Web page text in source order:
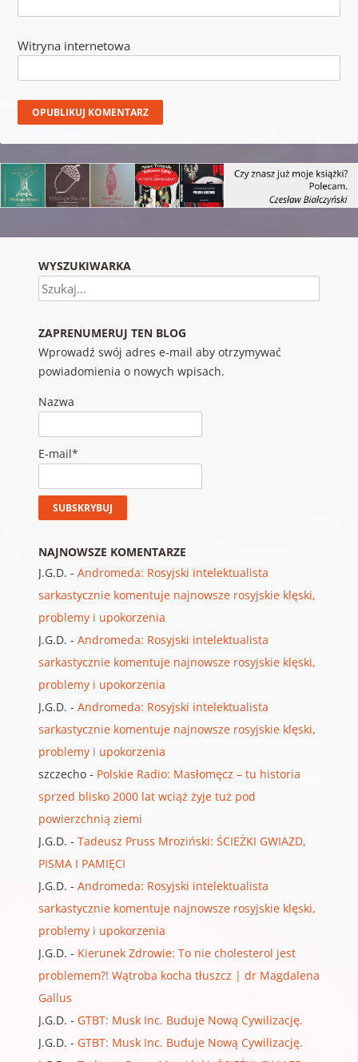
Witryna internetowa
WYSZUKIWARKA
Szukaj
ZAPRENUMERUJ TEN BLOG
Wprowadź swój adres e-mail aby otrzymywać
powiadomienia o nowych wpisach.
Nazwa
E-mail*
NAJNOWSZE KOMENTARZE
J.G.D. - Andromeda: Rosyjski intelektualista
sarkastycznie komentuje najnowsze rosyjskie klęski,
problemy i upokorzenia
J.G.D. - Andromeda: Rosyjski intelektualista
sarkastycznie komentuje najnowsze rosyjskie klęski,
problemy i upokorzenia
J.G.D. - Andromeda: Rosyjski intelektualista
sarkastycznie komentuje najnowsze rosyjskie klęski,
problemy i upokorzenia
szczecho- Polskie Radio: Masłomęcz – tu historia
sprzed blisko 2000 lat wciąż żyje tuż pod
powierzchnią ziemi
J.G.D. - Tadeusz Pruss Mroziński: ŚCIEŻKI GWIAZD,
PISMA I PAMIĘCI
J.G.D. - Andromeda: Rosyjski intelektualista
sarkastycznie komentuje najnowsze rosyjskie klęski,
problemy i upokorzenia
J.G.D. - Kierunek Zdrowie: To nie cholesterol jest
problemem?! Wątroba kocha tłuszcz | dr Magdalena
Gallus
J.G.D. - GTBT: Musk Inc. Buduje Nową Cywilizację.
J.G.D. - GTBT: Musk Inc. Buduje Nową Cywilizację.